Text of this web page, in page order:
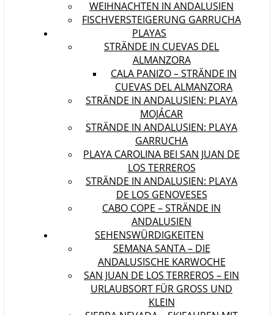
WEIHNACHTEN IN ANDALUSIEN
FISCHVERSTEIGERUNG GARRUCHA
PLAYAS
STRÄNDE IN CUEVAS DEL
ALMANZORA
CALA PANIZO – STRÄNDE IN
CUEVAS DEL ALMANZORA
STRÄNDE IN ANDALUSIEN: PLAYA
MOJÁCAR
STRÄNDE IN ANDALUSIEN: PLAYA
GARRUCHA
PLAYA CAROLINA BEI SAN JUAN DE
LOS TERREROS
STRÄNDE IN ANDALUSIEN: PLAYA
DE LOS GENOVESES
CABO COPE – STRÄNDE IN
ANDALUSIEN
SEHENSWÜRDIGKEITEN
SEMANA SANTA – DIE
ANDALUSISCHE KARWOCHE
SAN JUAN DE LOS TERREROS – EIN
URLAUBSORT FÜR GROSS UND K
LEIN